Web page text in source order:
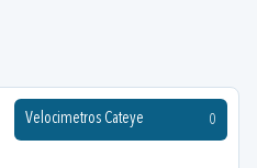
Velocimetros Cateye 0